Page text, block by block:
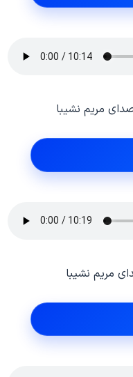
مریم نشیبا
مریم نشیبا